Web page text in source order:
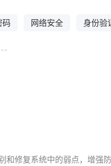
码 网络安全 身份验
修复系统中的弱点，增强